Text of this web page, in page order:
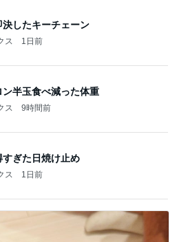
決したキーチェーン
ス 1日前
半玉食べ減った体重
ス 9時間前
ぎた日焼け止め
ス 1日前